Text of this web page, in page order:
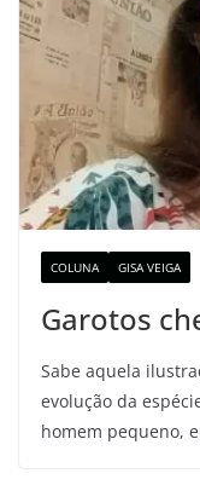
COLUNA GISA VEIGA
Garotos
Sabe aquela
evolução da
homem pequeno,